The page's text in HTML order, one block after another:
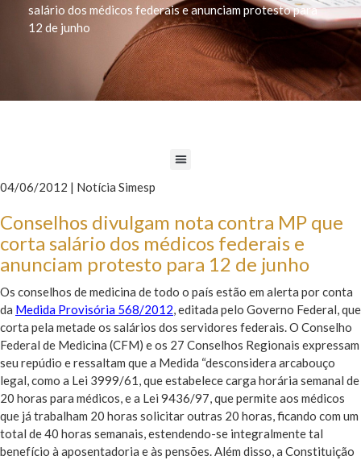
salário dos médicos federais e anunciam protesto para
12 de junho
04/06/2012 | Notícia Simesp
Conselhos divulgam nota contra MP que
corta salário dos médicos federais e
anunciam protesto para 12 de junho
Os conselhos de medicina de todo o país estão em alerta por conta
da Medida Provisória 568/2012, editada pelo Governo Federal, que
corta pela metade os salários dos servidores federais. O Conselho
Federal de Medicina (CFM) e os 27 Conselhos Regionais expressam
seu repúdio e ressaltam que a Medida “desconsidera arcabouço
legal, como a Lei 3999/61, que estabelece carga horária semanal de
20 horas para médicos, e a Lei 9436/97, que permite aos médicos
que já trabalham 20 horas solicitar outras 20 horas, ficando com um
total de 40 horas semanais, estendendo-se integralmente tal
benefício à aposentadoria e às pensões. Além disso, a Constituição